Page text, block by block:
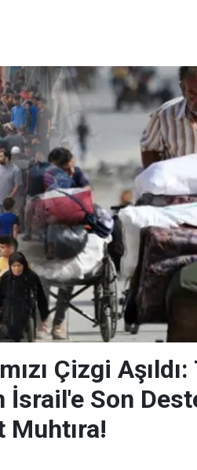
Çizgi
İsrail'e Son
Muhtıra!